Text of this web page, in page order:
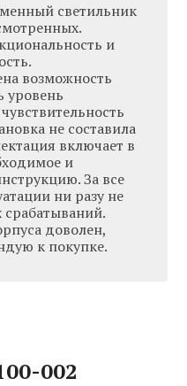
светильник
и
возможность
уровень
не составила
включает в
и
За все
ни разу не
доволен,
к покупке.
002